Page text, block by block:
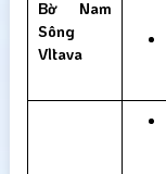
Bờ Nam
Sông
Vltava